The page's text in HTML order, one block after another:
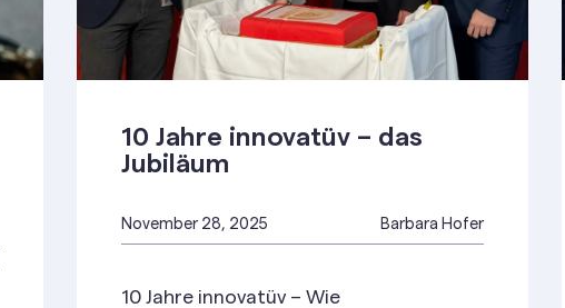
10 Jahre innovatüv – das
Jubiläum
November 28, 2025 Barbara Hofer
10 Jahre innovatüv – Wie